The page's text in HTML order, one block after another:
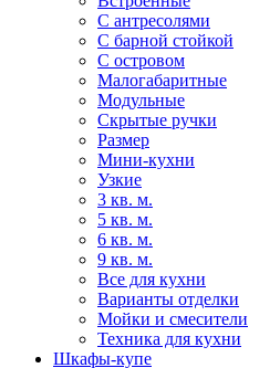
С антресолями
С барной стойкой
С островом
Малогабаритные
Модульные
Скрытые ручки
Размер
Мини-кухни
Узкие
3 кв. м.
5 кв. м.
6 кв. м.
9 кв. м.
Все для кухни
Варианты отделки
Мойки и смесители
Техника для кухни
Шкафы-купе